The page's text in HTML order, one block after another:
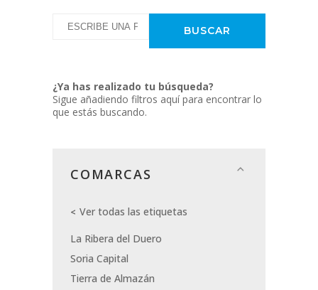
¿Ya has realizado tu búsqueda?
Sigue añadiendo filtros aquí para encontrar lo
que estás buscando.
COMARCAS
Ver todas las etiquetas
La Ribera del Duero
Soria Capital
Tierra de Almazán